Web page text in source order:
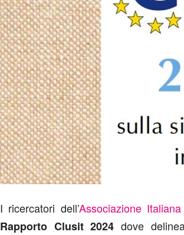
I ricercatori dell’Associazione
Rapporto Clusit 2024 dove